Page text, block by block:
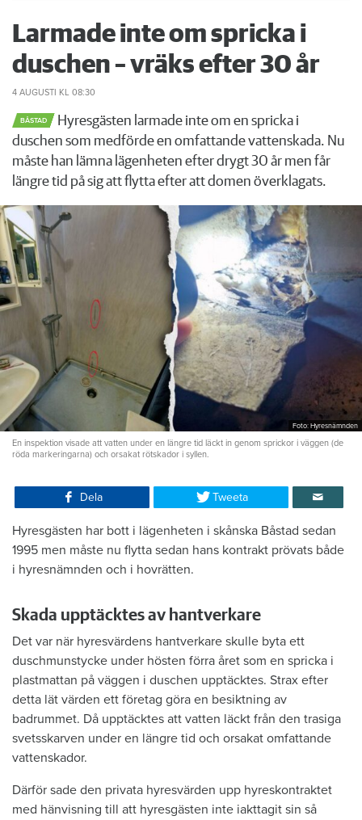
Larmade inte om spricka i
duschen – vräks efter 30 år
4 AUGUSTI KL 08:30
BÅSTAD
Hyresgästen larmade inte om en spricka i
duschen som medförde en omfattande vattenskada. Nu
måste han lämna lägenheten efter drygt 30 år men får
längre tid på sig att flytta efter att domen överklagats.
Foto: Hyresnämnden
En inspektion visade att vatten under en längre tid läckt in genom sprickor i väggen (de
röda markeringarna) och orsakat rötskador i syllen.
Dela Tweeta
Hyresgästen har bott i lägenheten i skånska Båstad sedan
1995 men måste nu flytta sedan hans kontrakt prövats både
i hyresnämnden och i hovrätten.
Skada upptäcktes av hantverkare
Det var när hyresvärdens hantverkare skulle byta ett
duschmunstycke under hösten förra året som en spricka i
plastmattan på väggen i duschen upptäcktes. Strax efter
detta lät värden ett företag göra en besiktning av
badrummet. Då upptäcktes att vatten läckt från den trasiga
svetsskarven under en längre tid och orsakat omfattande
vattenskador.
Därför sade den privata hyresvärden upp hyreskontraktet
med hänvisning till att hyresgästen inte iakttagit sin så